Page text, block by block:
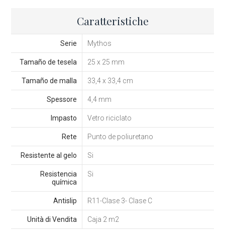
Caratteristiche
Serie Mythos
Tamaño de tesela 25 x 25 mm
Tamaño de malla 33,4 x 33,4 cm
Spessore 4,4 mm
Impasto Vetro riciclato
Rete Punto de poliuretano
Resistente al gelo Si
Resistencia
química
Si
Antislip R11-Clase 3- Clase C
Unità di Vendita Caja 2 m2